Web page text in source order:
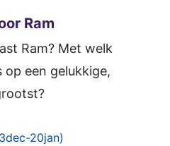
Ram
Ram? Met welk
op een gelukkige,
20jan)